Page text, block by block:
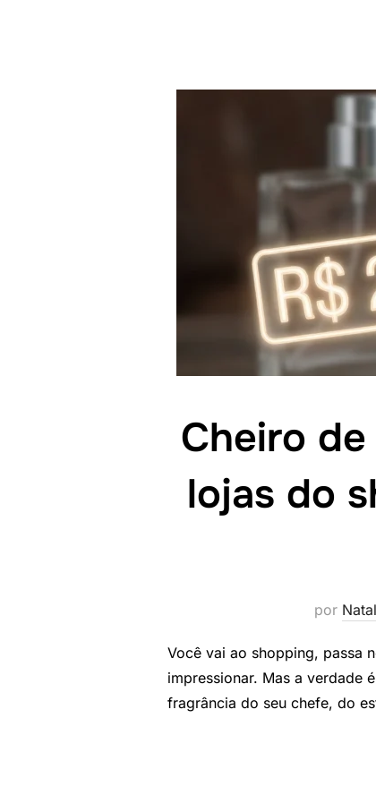
Cheiro
lojas do
por
Você vai ao shopping, passa
impressionar. Mas a verdade
fragrância do seu chefe, do